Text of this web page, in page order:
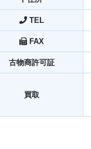
TEL
FAX
古物商許可証
買取